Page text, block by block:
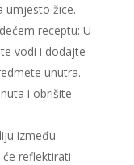
umjesto žice.
receptu: U
vodi i dodajte
unutra.
i obrišite
između
reflektirati